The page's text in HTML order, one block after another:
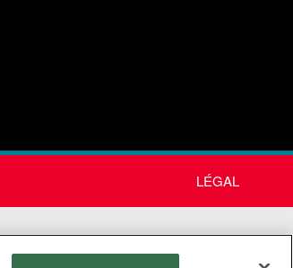
LÉGAL